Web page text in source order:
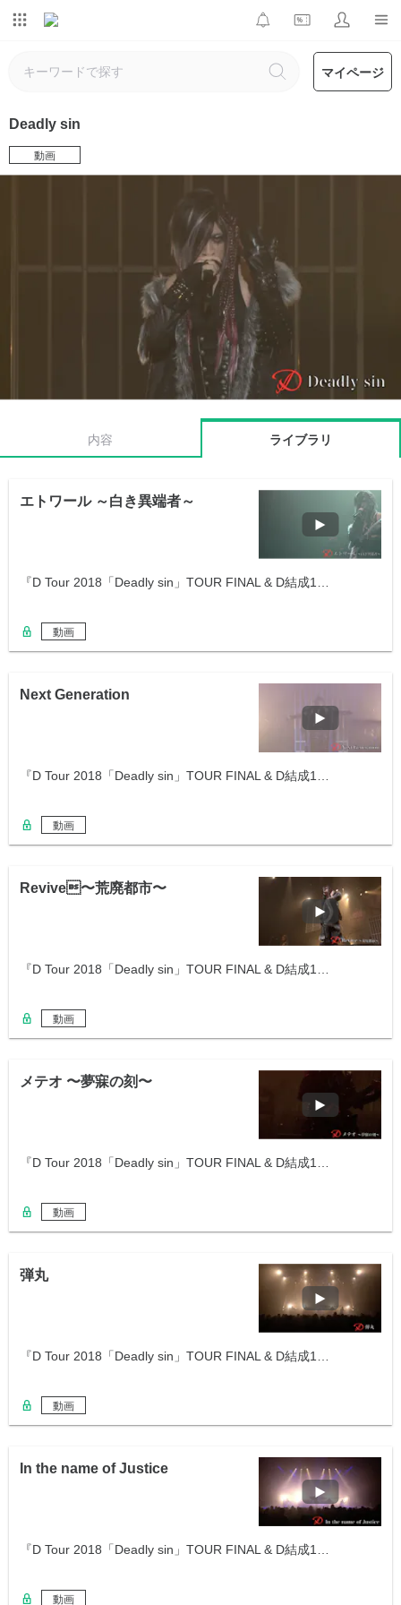
マイページ
Deadly sin
動画
内容 ライブラリ
エトワール ～白き異端者～
『D Tour 2018「Deadly sin」TOUR FINAL & D結成1…
動画
Next Generation
『D Tour 2018「Deadly sin」TOUR FINAL & D結成1…
動画
Revive〜荒廃都市〜
『D Tour 2018「Deadly sin」TOUR FINAL & D結成1…
動画
メテオ 〜夢寐の刻〜
『D Tour 2018「Deadly sin」TOUR FINAL & D結成1…
動画
弾丸
『D Tour 2018「Deadly sin」TOUR FINAL & D結成1…
動画
In the name of Justice
『D Tour 2018「Deadly sin」TOUR FINAL & D結成1…
動画